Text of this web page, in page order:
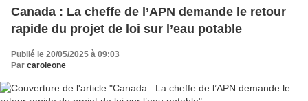
Canada : La cheffe de l’APN demande le retour
rapide du projet de loi sur l’eau potable
Publié le 20/05/2025 à 09:03
Par caroleone